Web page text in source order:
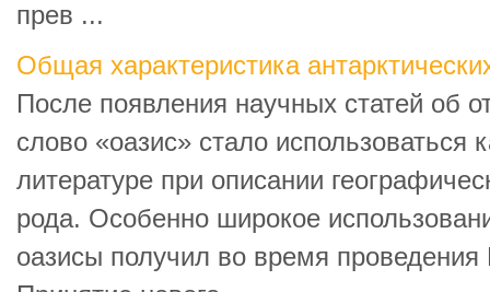
прев ...
Общая характеристика
После появления научных статей об
слово «оазис» стало использоваться
литературе при описании
рода. Особенно широкое
оазисы получил во время проведения